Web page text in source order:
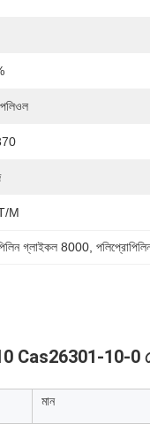
m
গ্লাইকল 8000 ,
Cas26301-10-0
মান